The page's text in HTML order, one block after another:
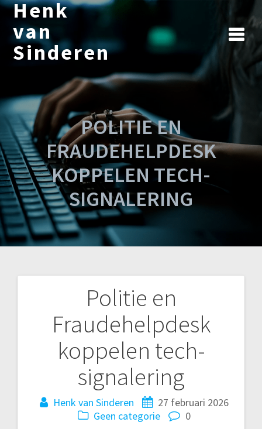
inhoud
Henk
van
Sinderen
POLITIE EN
FRAUDEHELPDESK
KOPPELEN TECH-
SIGNALERING
Politie en
Fraudehelpdesk
koppelen tech-
signalering
Henk van Sinderen
27 februari 2026
Geen categorie
0
navigatie